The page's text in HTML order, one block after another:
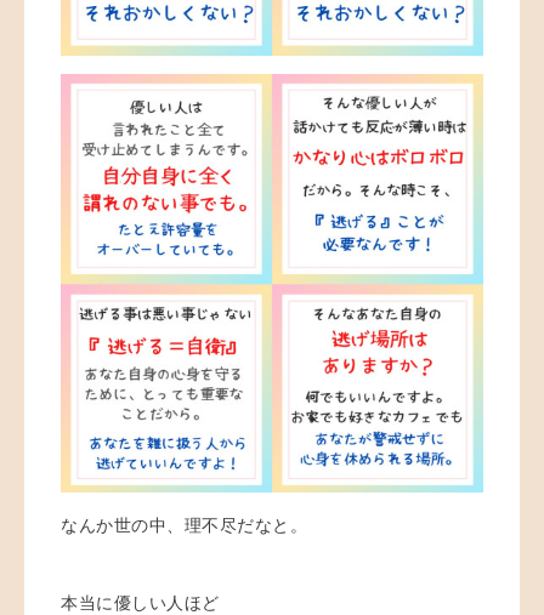
なんか世の中、理不尽だなと。
本当に優しい人ほど